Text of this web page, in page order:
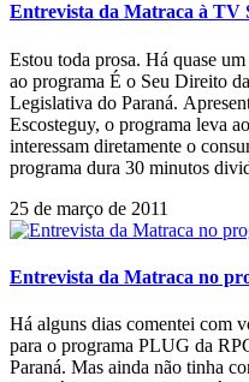
Entrevista da Matraca à TV
Estou toda prosa. Há quase
ao programa É o Seu Direito
Legislativa do Paraná.
Escosteguy, o programa leva
interessam diretamente o
programa dura 30 minutos
25 de março de 2011
Entrevista da Matraca no
Há alguns dias comentei com
para o programa PLUG da
Paraná. Mas ainda não tinha